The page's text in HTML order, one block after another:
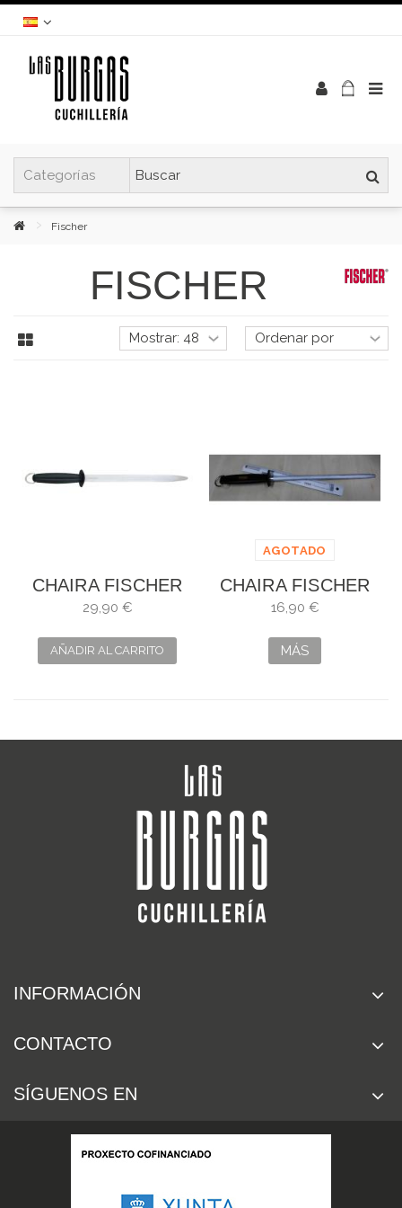
Fischer
FISCHER
CHAIRA FISCHER
OVALADA DE 30
29,90 €
AÑADIR AL CARRITO
AGOTADO
CHAIRA FISCHER
MECHA REDONDA
16,90 €
MÁS
INFORMACIÓN
CONTACTO
SÍGUENOS EN